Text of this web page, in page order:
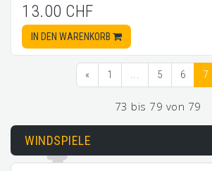
13.00 CHF
IN DEN WARENKORB
« 1 ... 5 6 7
73 bis 79 von 79
WINDSPIELE